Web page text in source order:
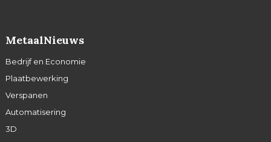
MetaalNieuws
Bedrijf en Economie
Plaatbewerking
Verspanen
Automatisering
3D